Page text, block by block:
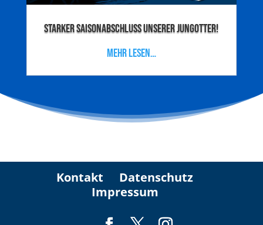
Starker Saisonabschluss unserer Jungotter!
mehr lesen…
Kontakt
Datenschutz
Impressum